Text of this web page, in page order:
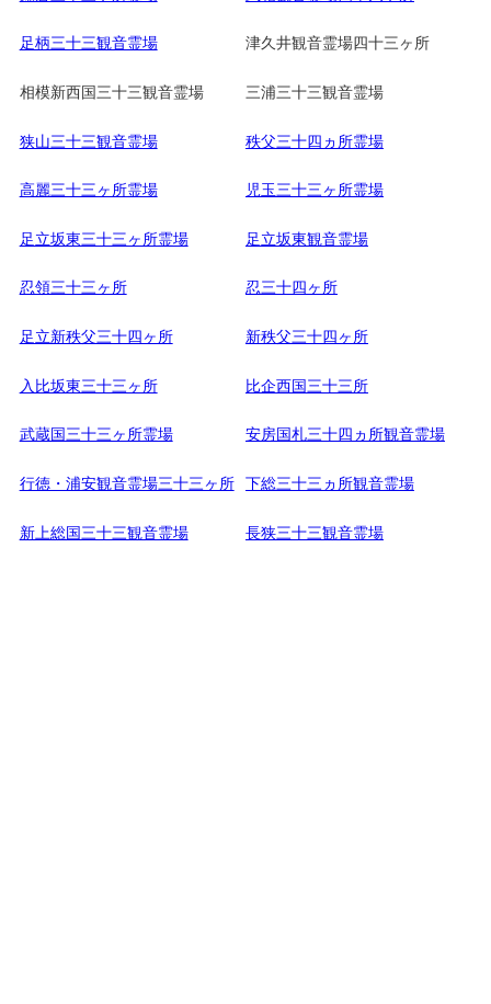
足柄三十三観音霊場 津久井観音霊場四十三ヶ所
相模新西国三十三観音霊場 三浦三十三観音霊場
狭山三十三観音霊場 秩父三十四ヵ所霊場
高麗三十三ヶ所霊場 児玉三十三ヶ所霊場
足立坂東三十三ヶ所霊場 足立坂東観音霊場
忍領三十三ヶ所 忍三十四ヶ所
足立新秩父三十四ヶ所 新秩父三十四ヶ所
入比坂東三十三ヶ所 比企西国三十三所
武蔵国三十三ヶ所霊場 安房国札三十四ヵ所観音霊場
行徳・浦安観音霊場三十三ヶ所 下総三十三ヵ所観音霊場
新上総国三十三観音霊場 長狭三十三観音霊場